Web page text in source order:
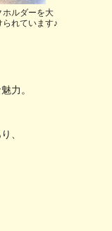
ホルダーを大
れています♪
力。
、